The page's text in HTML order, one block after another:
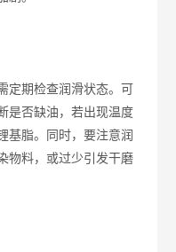
期检查润滑状态。可
是否缺油，若出现温度
基脂。同时，要注意润
物料，或过少引发干磨